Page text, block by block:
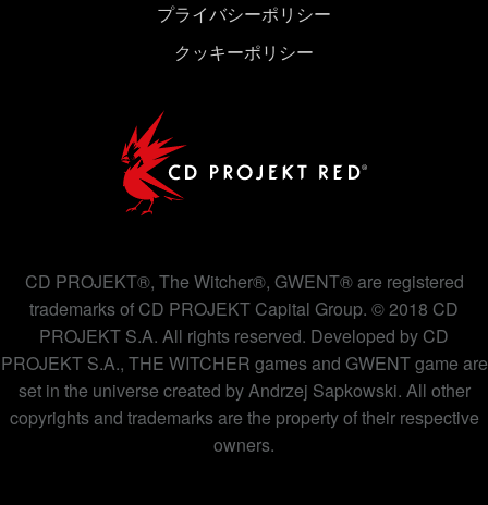
プライバシーポリシー
クッキーポリシー
CD PROJEKT®, The Witcher®, GWENT® are registered
trademarks of CD PROJEKT Capital Group. © 2018 CD
PROJEKT S.A. All rights reserved. Developed by CD
PROJEKT S.A., THE WITCHER games and GWENT game are
set in the universe created by Andrzej Sapkowski. All other
copyrights and trademarks are the property of their respective
owners.